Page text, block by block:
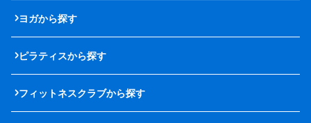
ヨガから探す
ピラティスから探す
フィットネスクラブから探す